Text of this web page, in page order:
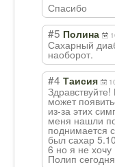
Спасибо
#5 Полина
Сахарный
наоборот.
#4 Таисия
может
из-за этих
меня нашли
поднимается
был сахар
6 но я не
Полип